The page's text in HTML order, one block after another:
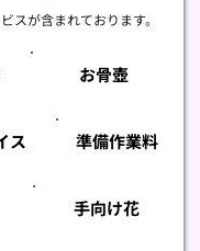
スが含まれております。
お骨壺
ス 準備作業料
手向け花